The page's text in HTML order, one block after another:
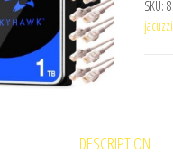
SKU:
jacuzzi
DESCRIPTION